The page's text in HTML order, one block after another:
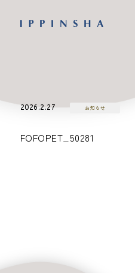
2026.2.27 お知らせ
FOFOPET_50281